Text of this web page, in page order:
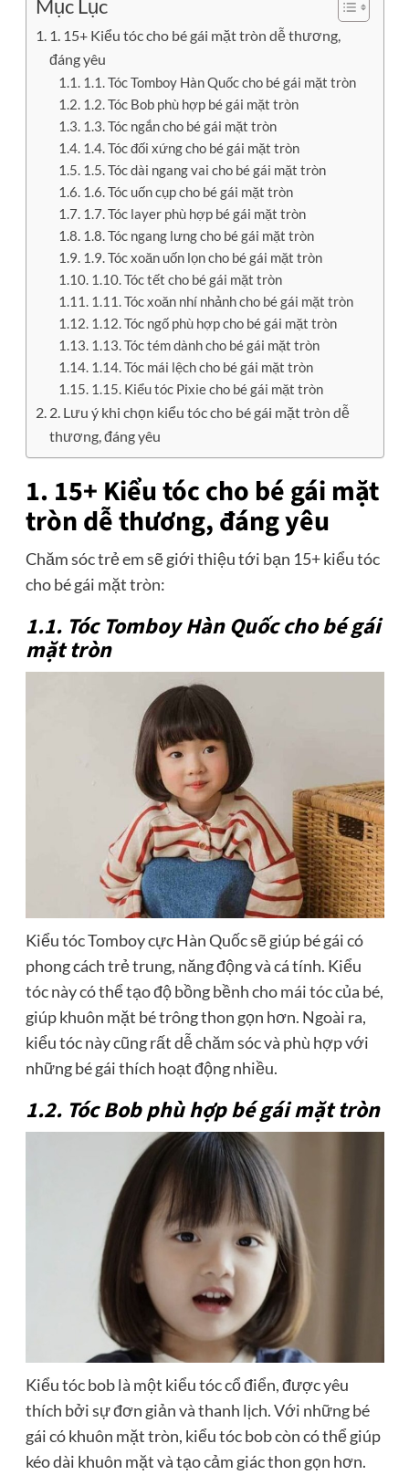
Mục Lục
1. 15+ Kiểu tóc cho bé gái mặt tròn dễ thương,
đáng yêu
1.1. Tóc Tomboy Hàn Quốc cho bé gái mặt tròn
1.2. Tóc Bob phù hợp bé gái mặt tròn
1.3. Tóc ngắn cho bé gái mặt tròn
1.4. Tóc đối xứng cho bé gái mặt tròn
1.5. Tóc dài ngang vai cho bé gái mặt tròn
1.6. Tóc uốn cụp cho bé gái mặt tròn
1.7. Tóc layer phù hợp bé gái mặt tròn
1.8. Tóc ngang lưng cho bé gái mặt tròn
1.9. Tóc xoăn uốn lọn cho bé gái mặt tròn
1.10. Tóc tết cho bé gái mặt tròn
1.11. Tóc xoăn nhí nhảnh cho bé gái mặt tròn
1.12. Tóc ngố phù hợp cho bé gái mặt tròn
1.13. Tóc tém dành cho bé gái mặt tròn
1.14. Tóc mái lệch cho bé gái mặt tròn
1.15. Kiểu tóc Pixie cho bé gái mặt tròn
2. Lưu ý khi chọn kiểu tóc cho bé gái mặt tròn dễ
thương, đáng yêu
1. 15+ Kiểu tóc cho bé gái mặt
tròn dễ thương, đáng yêu
Chăm sóc trẻ em sẽ giới thiệu tới bạn 15+ kiểu tóc
cho bé gái mặt tròn:
1.1. Tóc Tomboy Hàn Quốc cho bé gái
mặt tròn
Kiểu tóc Tomboy cực Hàn Quốc sẽ giúp bé gái có
phong cách trẻ trung, năng động và cá tính. Kiểu
tóc này có thể tạo độ bồng bềnh cho mái tóc của bé,
giúp khuôn mặt bé trông thon gọn hơn. Ngoài ra,
kiểu tóc này cũng rất dễ chăm sóc và phù hợp với
những bé gái thích hoạt động nhiều.
1.2. Tóc Bob phù hợp bé gái mặt tròn
Kiểu tóc bob là một kiểu tóc cổ điển, được yêu
thích bởi sự đơn giản và thanh lịch. Với những bé
gái có khuôn mặt tròn, kiểu tóc bob còn có thể giúp
kéo dài khuôn mặt và tạo cảm giác thon gọn hơn.